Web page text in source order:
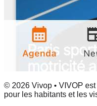
© 2026 Vivop • VIVOP
pour les habitants et les